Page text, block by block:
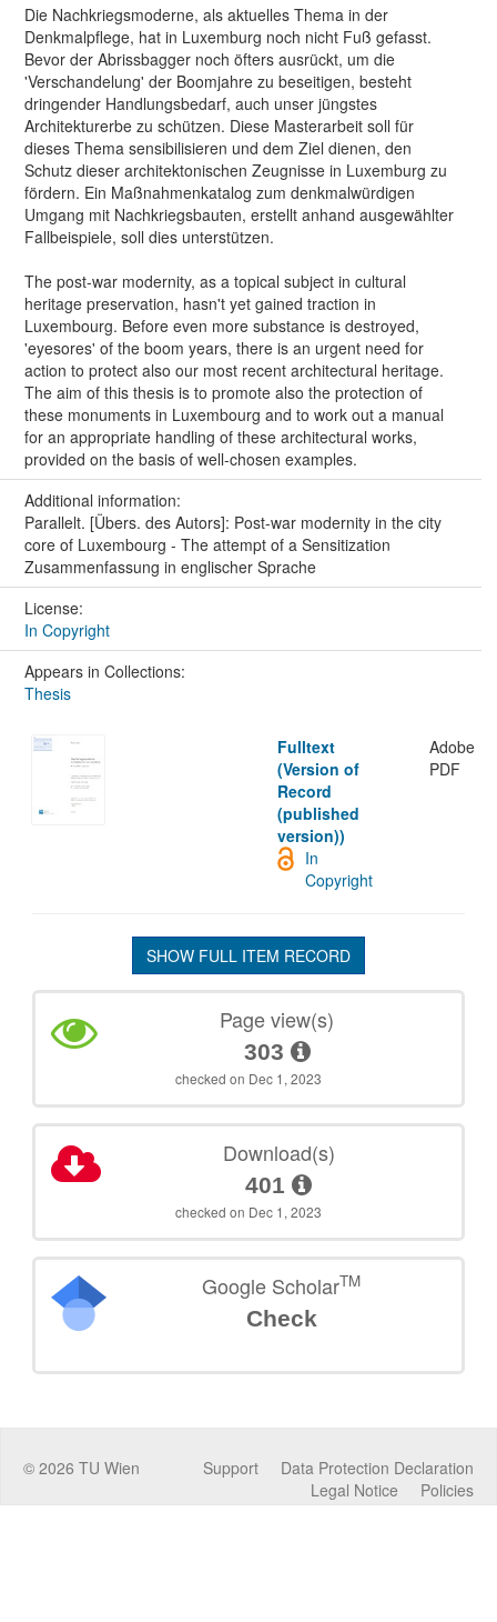
Die Nachkriegsmoderne, als aktuelles Thema in der
Denkmalpflege, hat in Luxemburg noch nicht Fuß gefasst.
Bevor der Abrissbagger noch öfters ausrückt, um die
'Verschandelung' der Boomjahre zu beseitigen, besteht
dringender Handlungsbedarf, auch unser jüngstes
Architekturerbe zu schützen. Diese Masterarbeit soll für
dieses Thema sensibilisieren und dem Ziel dienen, den
Schutz dieser architektonischen Zeugnisse in Luxemburg zu
fördern. Ein Maßnahmenkatalog zum denkmalwürdigen
Umgang mit Nachkriegsbauten, erstellt anhand ausgewählter
Fallbeispiele, soll dies unterstützen.
The post-war modernity, as a topical subject in cultural
heritage preservation, hasn't yet gained traction in
Luxembourg. Before even more substance is destroyed,
'eyesores' of the boom years, there is an urgent need for
action to protect also our most recent architectural heritage.
The aim of this thesis is to promote also the protection of
these monuments in Luxembourg and to work out a manual
for an appropriate handling of these architectural works,
provided on the basis of well-chosen examples.
Additional information:
Parallelt. [Übers. des Autors]: Post-war modernity in the city
core of Luxembourg - The attempt of a Sensitization
Zusammenfassung in englischer Sprache
License:
In Copyright
Appears in Collections:
Thesis
Fulltext
(Version of
Record
(published
version))
Adobe
PDF
In
Copyright
SHOW FULL ITEM RECORD
Page view(s)
303
checked on Dec 1, 2023
Download(s)
401
checked on Dec 1, 2023
Google ScholarTM
Check
© 2026 TU Wien Data Protection Declaration
Support
Policies
Legal Notice